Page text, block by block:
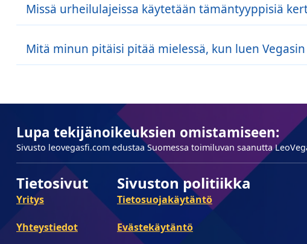
Missä urheilulajeissa käytetään tämäntyyppisiä
koripallossa, baseballissa, jalkapallossa, jääkiekossa ja
Mitä minun pitäisi pitää mielessä, kun luen
kertoimialöytää parasarvoa vedollesi.
Lupa tekijänoikeuksien omistamiseen:
Sivusto leovegasfi.com edustaa Suomessa toimiluvan saanutta
Tietosivut
Yritys
Yhteystiedot
Sivuston politiikka
Tietosuojakäytäntö
Evästekäytäntö